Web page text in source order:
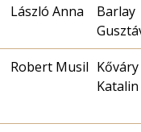
László Anna
Barlay
Robert Musil Kőváry
Katalin